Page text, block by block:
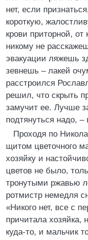
нет, если
короткую,
крови приторной, от
никому не
эвакуации ляжешь
зевнешь – лакей
расстроился
решил, что скрыть
замучит ее. Лучше
подтянуться надо, –
Проходя по
щитом цветочного
хозяйку и
цветов не было,
тронутыми ржавью
ротмистр немедля
«Никого нет, все с
причитала хозяйка,
куда-то, и мальчик